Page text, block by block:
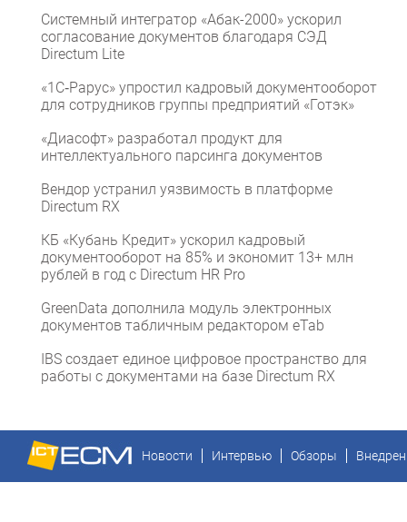
Системный интегратор «Абак-2000» ускорил
согласование документов благодаря СЭД
Directum Lite
«1С‑Рарус» упростил кадровый документооборот
для сотрудников группы предприятий «Готэк»
«Диасофт» разработал продукт для
интеллектуального парсинга документов
Вендор устранил уязвимость в платформе
Directum RX
КБ «Кубань Кредит» ускорил кадровый
документооборот на 85% и экономит 13+ млн
рублей в год с Directum HR Pro
GreenData дополнила модуль электронных
документов табличным редактором eTab
IBS создает единое цифровое пространство для
работы с документами на базе Directum RX
Новости Интервью Обзоры